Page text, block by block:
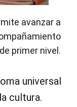
avanzar a
primer nivel.
universal
cultura.